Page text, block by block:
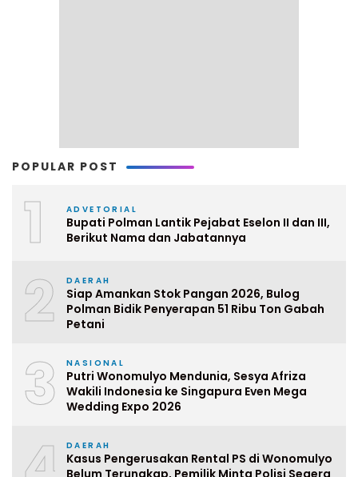
POPULAR POST
1 ADVETORIAL
Bupati Polman Lantik Pejabat Eselon II dan III,
Berikut Nama dan Jabatannya
2 DAERAH
Siap Amankan Stok Pangan 2026, Bulog
Polman Bidik Penyerapan 51 Ribu Ton Gabah
Petani
3 NASIONAL
Putri Wonomulyo Mendunia, Sesya Afriza
Wakili Indonesia ke Singapura Even Mega
Wedding Expo 2026
DAERAH
Kasus Pengerusakan Rental PS di Wonomulyo
Belum Terungkap, Pemilik Minta Polisi Segera